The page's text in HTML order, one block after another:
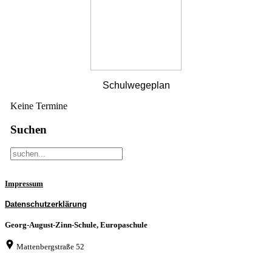
Schulwegeplan
Keine Termine
Suchen
Impressum
Datenschutzerklärung
Georg-August-Zinn-Schule, Europaschule
Mattenbergstraße 52